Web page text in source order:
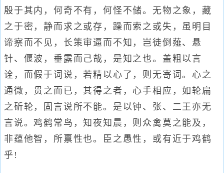
殷于其内，何奇不有，何怪不储。无物之象，藏
之于密，静而求之或存，躁而索之或失，虽明目
谛察而不见，长策审逼而不知，岂徒倒薤、悬
针、偃波，垂露而己哉，是知之也。盖粗以言
诠，而假于词说，若精以心了，则无寄词。心之
通微，贯之而已，其得之者，心手相应，如轮扁
之斫轮，固言说所不能。是以钟、张、二王亦无
言说。鸡鹤常鸟，知夜知晨，则众禽莫之能及，
非蕴他智，所禀性也。臣之愚性，或有近于鸡鹤
乎!